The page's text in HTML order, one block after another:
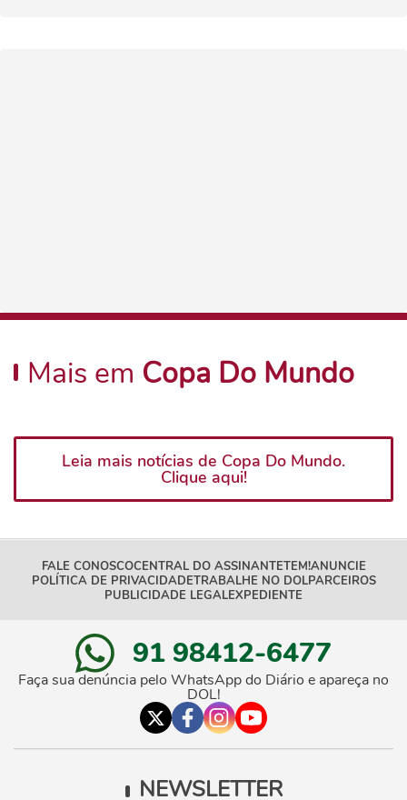
Mais em Copa Do Mundo
Leia mais notícias de Copa Do Mundo.
Clique aqui!
FALE CONOSCOCENTRAL DO ASSINANTETEM!ANUNCIE
POLÍTICA DE PRIVACIDADETRABALHE NO DOLPARCEIROS
PUBLICIDADE LEGALEXPEDIENTE
91 98412-6477
Faça sua denúncia pelo WhatsApp do Diário e apareça no
DOL!
NEWSLETTER